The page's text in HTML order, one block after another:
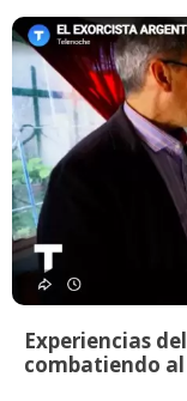
Experiencias
combatiendo